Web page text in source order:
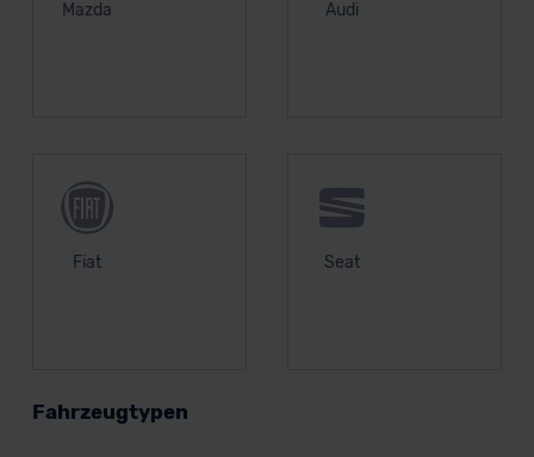
Mazda Audi
Fiat Seat
Fahrzeugtypen